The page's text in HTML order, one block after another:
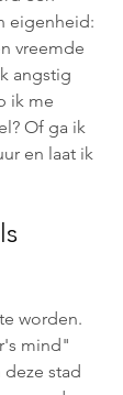
eigenheid:
vreemde
angstig
ik me
Of ga ik
en laat ik
worden.
mind"
stad